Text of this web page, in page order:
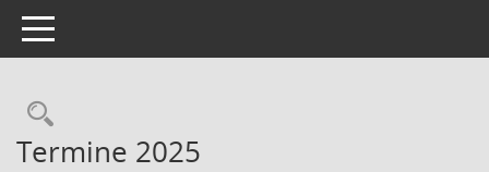
Toggle navigation
Rechercheauswahl
Termine 2025